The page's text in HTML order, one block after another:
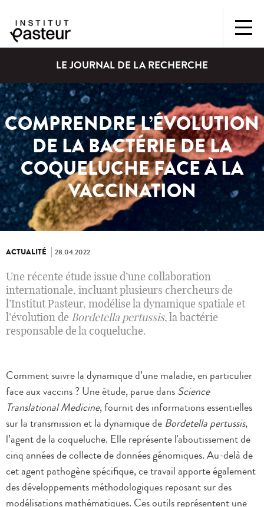
LE JOURNAL DE LA RECHERCHE
COMPRENDRE L’ÉVOLUTION
DE LA BACTÉRIE DE LA
COQUELUCHE FACE À LA
VACCINATION
ACTUALITÉ 28.04.2022
Une récente étude issue d’une collaboration
internationale, incluant plusieurs chercheurs de
l’Institut Pasteur, modélise la dynamique spatiale et
l’évolution de Bordetella pertussis, la bactérie
responsable de la coqueluche.
Comment suivre la dynamique d’une maladie, en particulier
face aux vaccins ? Une étude, parue dansScience
Translational Medicine, fournit des informations essentielles
sur la transmission et la dynamique de Bordetella pertussis,
l’agent de la coqueluche. Elle représente l'aboutissement de
cinq années de collecte de données génomiques. Au-delà de
cet agent pathogène spécifique, ce travail apporte également
des développements méthodologiques reposant sur des
modélisations mathématiques. Ces outils représentent une